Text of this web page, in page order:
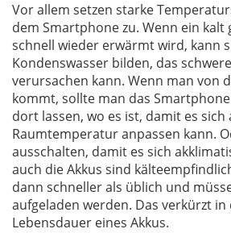
Vor allem setzen starke
dem Smartphone zu. Wenn ein kalt
schnell wieder erwärmt wird, kann
Kondenswasser bilden, das
verursachen kann. Wenn man von
kommt, sollte man das
dort lassen, wo es ist, damit es sich
Raumtemperatur anpassen kann.
ausschalten, damit es sich
auch die Akkus sind
dann schneller als üblich und
aufgeladen werden. Das verkürzt in
Lebensdauer eines Akkus.